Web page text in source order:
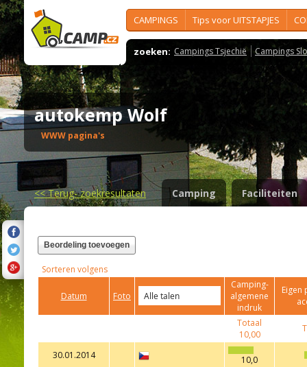
CAMPINGS Tips voor UITSTAPJES
zoeken: Campings Tsjechië Campings
autokemp Wolf
WWW pagina's
<<Terug- zoekresultaten Camping Faciliteiten
Beordeling toevoegen
Sorteren volgens
Datum Foto
Camping-
algemene
indruk
Eigen
Totaal
10,00
30.01.2014 10,0